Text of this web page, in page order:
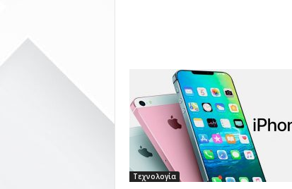
Τεχνολογία